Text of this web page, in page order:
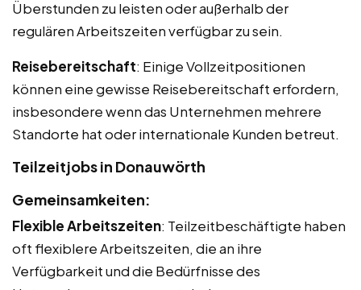
Überstunden zu leisten oder außerhalb der
regulären Arbeitszeiten verfügbar zu sein.
Reisebereitschaft: Einige Vollzeitpositionen
können eine gewisse Reisebereitschaft erfordern,
insbesondere wenn das Unternehmen mehrere
Standorte hat oder internationale Kunden betreut.
Teilzeitjobs in Donauwörth
Gemeinsamkeiten:
Flexible Arbeitszeiten: Teilzeitbeschäftigte haben
oft flexiblere Arbeitszeiten, die an ihre
Verfügbarkeit und die Bedürfnisse des